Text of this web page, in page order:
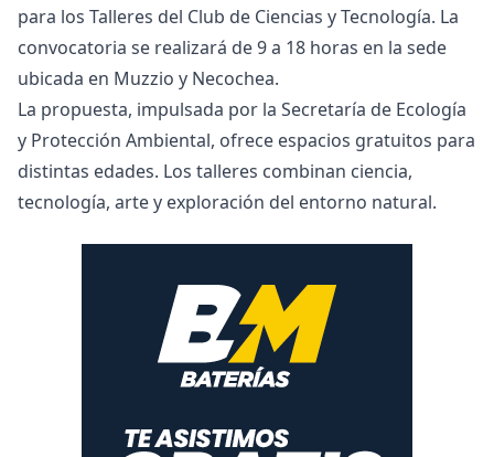
para los Talleres del Club de Ciencias y Tecnología. La
convocatoria se realizará de 9 a 18 horas en la sede
ubicada en Muzzio y Necochea.
La propuesta, impulsada por la Secretaría de Ecología
y Protección Ambiental, ofrece espacios gratuitos para
distintas edades. Los talleres combinan ciencia,
tecnología, arte y exploración del entorno natural.